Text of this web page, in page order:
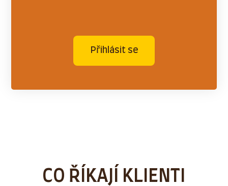
Přihlásit se
CO ŘÍKAJÍ KLIENTI